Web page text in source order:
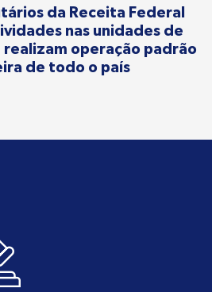
da Receita Federal
nas unidades de
operação padrão
de todo o país